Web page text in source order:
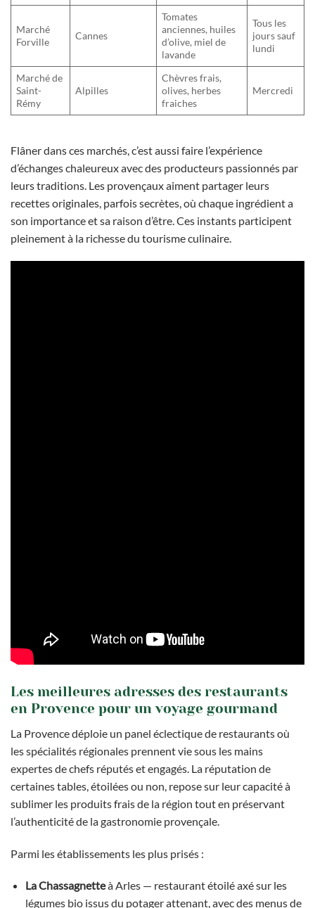
Marché
Forville
Cannes
Tomates
anciennes, huiles
d’olive, miel de
lavande
Tous les
jours sauf
lundi
Marché de
Saint-
Rémy
Alpilles
Chèvres frais,
olives, herbes
fraiches
Mercredi
Flâner dans ces marchés, c’est aussi faire l’expérience
d’échanges chaleureux avec des producteurs passionnés par
leurs traditions. Les provençaux aiment partager leurs
recettes originales, parfois secrètes, où chaque ingrédient a
son importance et sa raison d’être. Ces instants participent
pleinement à la richesse du tourisme culinaire.
Les meilleures adresses des restaurants
en Provence pour un voyage gourmand
La Provence déploie un panel éclectique de restaurants où
les spécialités régionales prennent vie sous les mains
expertes de chefs réputés et engagés. La réputation de
certaines tables, étoilées ou non, repose sur leur capacité à
sublimer les produits frais de la région tout en préservant
l’authenticité de la gastronomie provençale.
Parmi les établissements les plus prisés :
La Chassagnetteà Arles — restaurant étoilé axé sur les
légumes bio issus du potager attenant, avec des menus de